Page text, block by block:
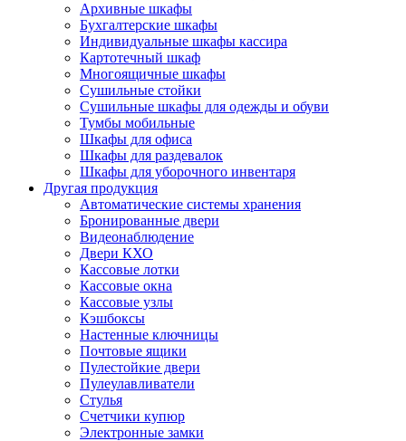
Архивные шкафы
Бухгалтерские шкафы
Индивидуальные шкафы кассира
Картотечный шкаф
Многоящичные шкафы
Сушильные стойки
Сушильные шкафы для одежды и обуви
Тумбы мобильные
Шкафы для офиса
Шкафы для раздевалок
Шкафы для уборочного инвентаря
Другая продукция
Автоматические системы хранения
Бронированные двери
Видеонаблюдение
Двери КХО
Кассовые лотки
Кассовые окна
Кассовые узлы
Кэшбоксы
Настенные ключницы
Почтовые ящики
Пулестойкие двери
Пулеулавливатели
Стулья
Счетчики купюр
Электронные замки